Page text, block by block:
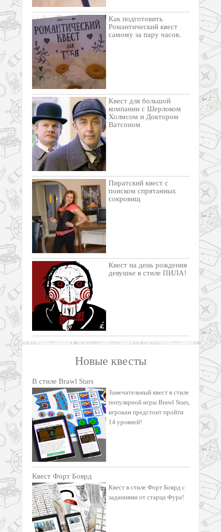
Как подготовить
Романтический квест
самому за пару часов.
Квест для большой
компании с Шерлоком
Холмсом и Доктором
Ватсоном
Пиратский квест с
поиском спрятанных
сокровищ
Квест на день рождения
девушке в стиле ПИЛА!
Новые квесты
В стиле Brawl Stars
Замечательный квест в стиле
популярной игры Brawl Stars,
игрокам предстоит пройти
14 уровней!
Квест Форт Боярд
Квест в стиле Форт Боярд с
заданиями от старца Фура!